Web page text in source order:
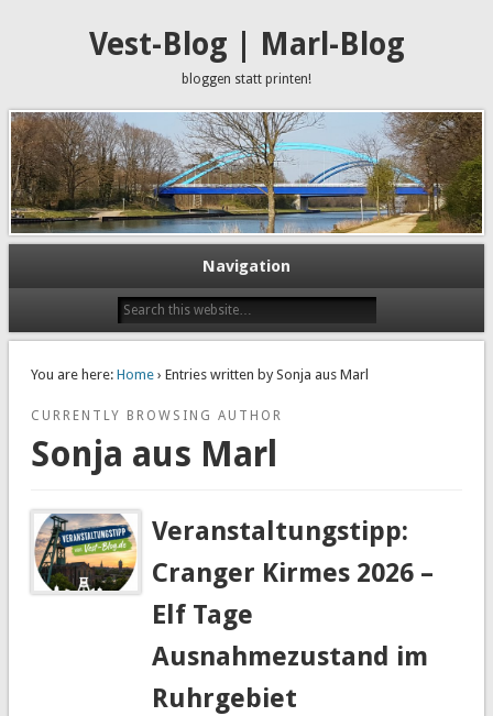
Vest-Blog | Marl-Blog
bloggen statt printen!
Navigation
You are here: Home› Entries written by Sonja aus Marl
CURRENTLY BROWSING AUTHOR
Sonja aus Marl
Veranstaltungstipp:
Cranger Kirmes 2026 –
Elf Tage
Ausnahmezustand im
Ruhrgebiet